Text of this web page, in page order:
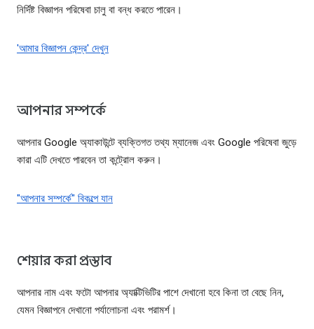
নির্দিষ্ট বিজ্ঞাপন পরিষেবা চালু বা বন্ধ করতে পারেন।
'আমার বিজ্ঞাপন কেন্দ্র' দেখুন
আপনার সম্পর্কে
আপনার Google অ্যাকাউন্টে ব্যক্তিগত তথ্য ম্যানেজ এবং Google পরিষেবা জুড়ে
কারা এটি দেখতে পারবেন তা কন্ট্রোল করুন।
"আপনার সম্পর্কে" বিকল্পে যান
শেয়ার করা প্রস্তাব
আপনার নাম এবং ফটো আপনার অ্যাক্টিভিটির পাশে দেখানো হবে কিনা তা বেছে নিন,
যেমন বিজ্ঞাপনে দেখানো পর্যালোচনা এবং পরামর্শ।